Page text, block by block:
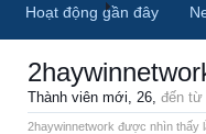
Trang chủ Thành viên
Thành viên mới, 26, đến từ
2haywinnetwork được nhìn thấy
Hoạt động gần đây